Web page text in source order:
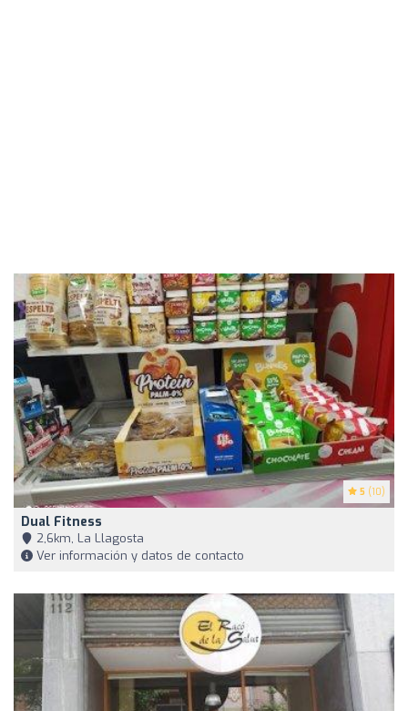
5 (10)
Dual Fitness
2,6km, La Llagosta
Ver información y datos de contacto